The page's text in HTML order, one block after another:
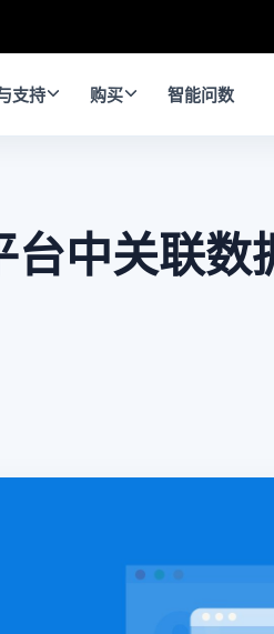
支持 购买 智能问数
中关联数